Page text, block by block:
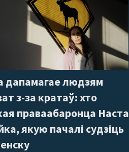
дапамагае людзям
з-за кратаў: хто
праваабаронца Наста
якую пачалі судзіць